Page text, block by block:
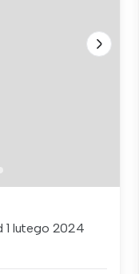
1 lutego 2024